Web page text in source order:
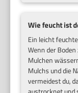
Wie feucht ist
Ein leicht
Wenn der
Mulchen
Mulchs und die
vermeidest du,